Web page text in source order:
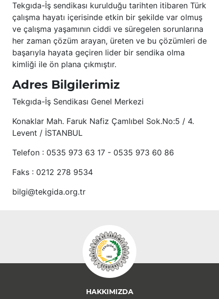
Tekgıda-İş sendikası kurulduğu tarihten itibaren Türk
çalışma hayatı içerisinde etkin bir şekilde var olmuş
ve çalışma yaşamının ciddi ve süregelen sorunlarına
her zaman çözüm arayan, üreten ve bu çözümleri de
başarıyla hayata geçiren lider bir sendika olma
kimliği ile ön plana çıkmıştır.
Adres Bilgilerimiz
Tekgıda-İş Sendikası Genel Merkezi
Konaklar Mah. Faruk Nafiz Çamlıbel Sok.No:5 / 4.
Levent / İSTANBUL
Telefon : 0535 973 63 17 - 0535 973 60 86
Faks : 0212 278 9534
bilgi@tekgida.org.tr
HAKKIMIZDA